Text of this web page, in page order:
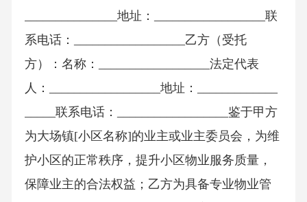
_______________地址：__________________联
系电话：__________________乙方（受托
方）：名称：__________________法定代表
人：__________________地址：_____________
_____联系电话：__________________鉴于甲方
为大场镇[小区名称]的业主或业主委员会，为维
护小区的正常秩序，提升小区物业服务质量，
保障业主的合法权益；乙方为具备专业物业管